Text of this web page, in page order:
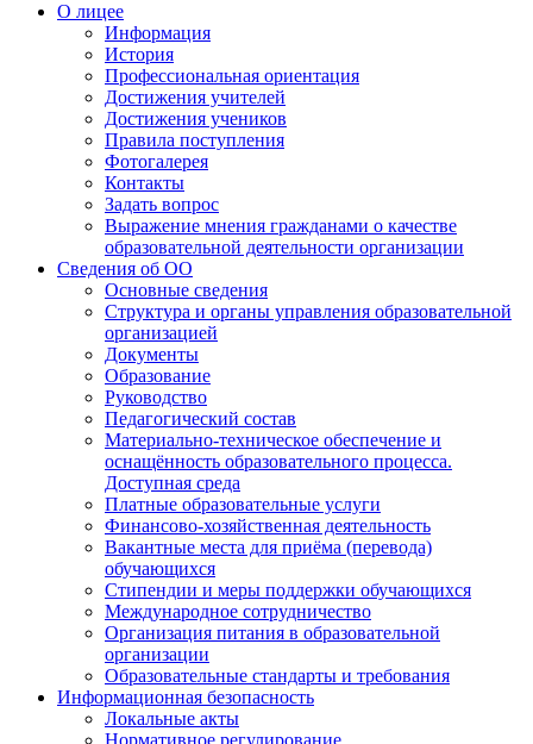
О лицее
Информация
История
Профессиональная ориентация
Достижения учителей
Достижения учеников
Правила поступления
Фотогалерея
Контакты
Задать вопрос
Выражение мнения гражданами о качестве
образовательной деятельности организации
Сведения об ОО
Основные сведения
Структура и органы управления образовательной
организацией
Документы
Образование
Руководство
Педагогический состав
Материально-техническое обеспечение и
оснащённость образовательного процесса.
Доступная среда
Платные образовательные услуги
Финансово-хозяйственная деятельность
Вакантные места для приёма (перевода)
обучающихся
Стипендии и меры поддержки обучающихся
Международное сотрудничество
Организация питания в образовательной
организации
Образовательные стандарты и требования
Информационная безопасность
Локальные акты
Нормативное регулирование